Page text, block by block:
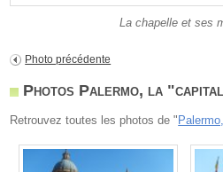
La chapelle et ses
Photo précédente
Photos Palermo, la
Retrouvez toutes les photos de "